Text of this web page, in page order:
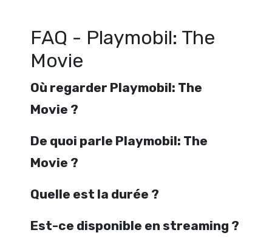
FAQ - Playmobil: The
Movie
Où regarder Playmobil: The
Movie ?
De quoi parle Playmobil: The
Movie ?
Quelle est la durée ?
Est-ce disponible en streaming ?